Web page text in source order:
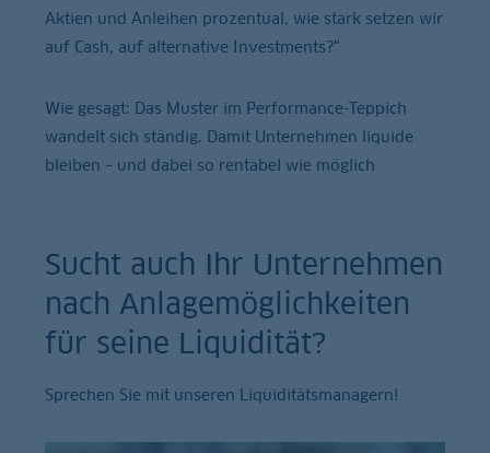
Aktien und Anleihen prozentual, wie stark setzen wir
auf Cash, auf alternative Investments?“
Wie gesagt: Das Muster im Performance-Teppich
wandelt sich ständig. Damit Unternehmen liquide
bleiben – und dabei so rentabel wie möglich
Sucht auch Ihr Unternehmen
nach Anlagemöglichkeiten
für seine Liquidität?
Sprechen Sie mit unseren Liquiditätsmanagern!